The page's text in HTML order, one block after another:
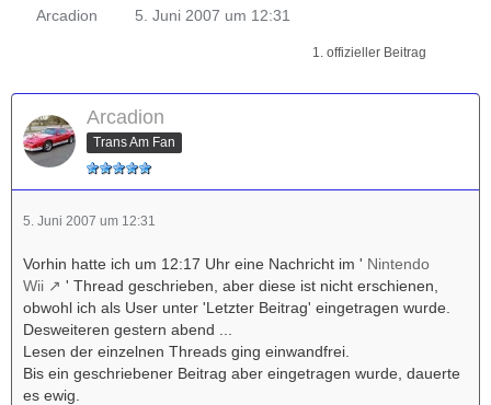
Arcadion 5. Juni 2007 um 12:31
1. offizieller Beitrag
Arcadion
Trans Am Fan
5. Juni 2007 um 12:31
Vorhin hatte ich um 12:17 Uhr eine Nachricht im ' Nintendo
Wii
' Thread geschrieben, aber diese ist nicht erschienen,
obwohl ich als User unter 'Letzter Beitrag' eingetragen wurde.
Desweiteren gestern abend ...
Lesen der einzelnen Threads ging einwandfrei.
Bis ein geschriebener Beitrag aber eingetragen wurde, dauerte
es ewig.